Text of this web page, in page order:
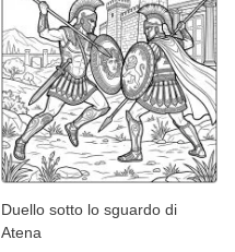
Duello sotto lo sguardo di
Atena